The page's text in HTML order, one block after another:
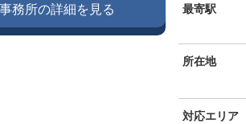
最寄駅
所在地
対応エリア
事務所の詳細を見る